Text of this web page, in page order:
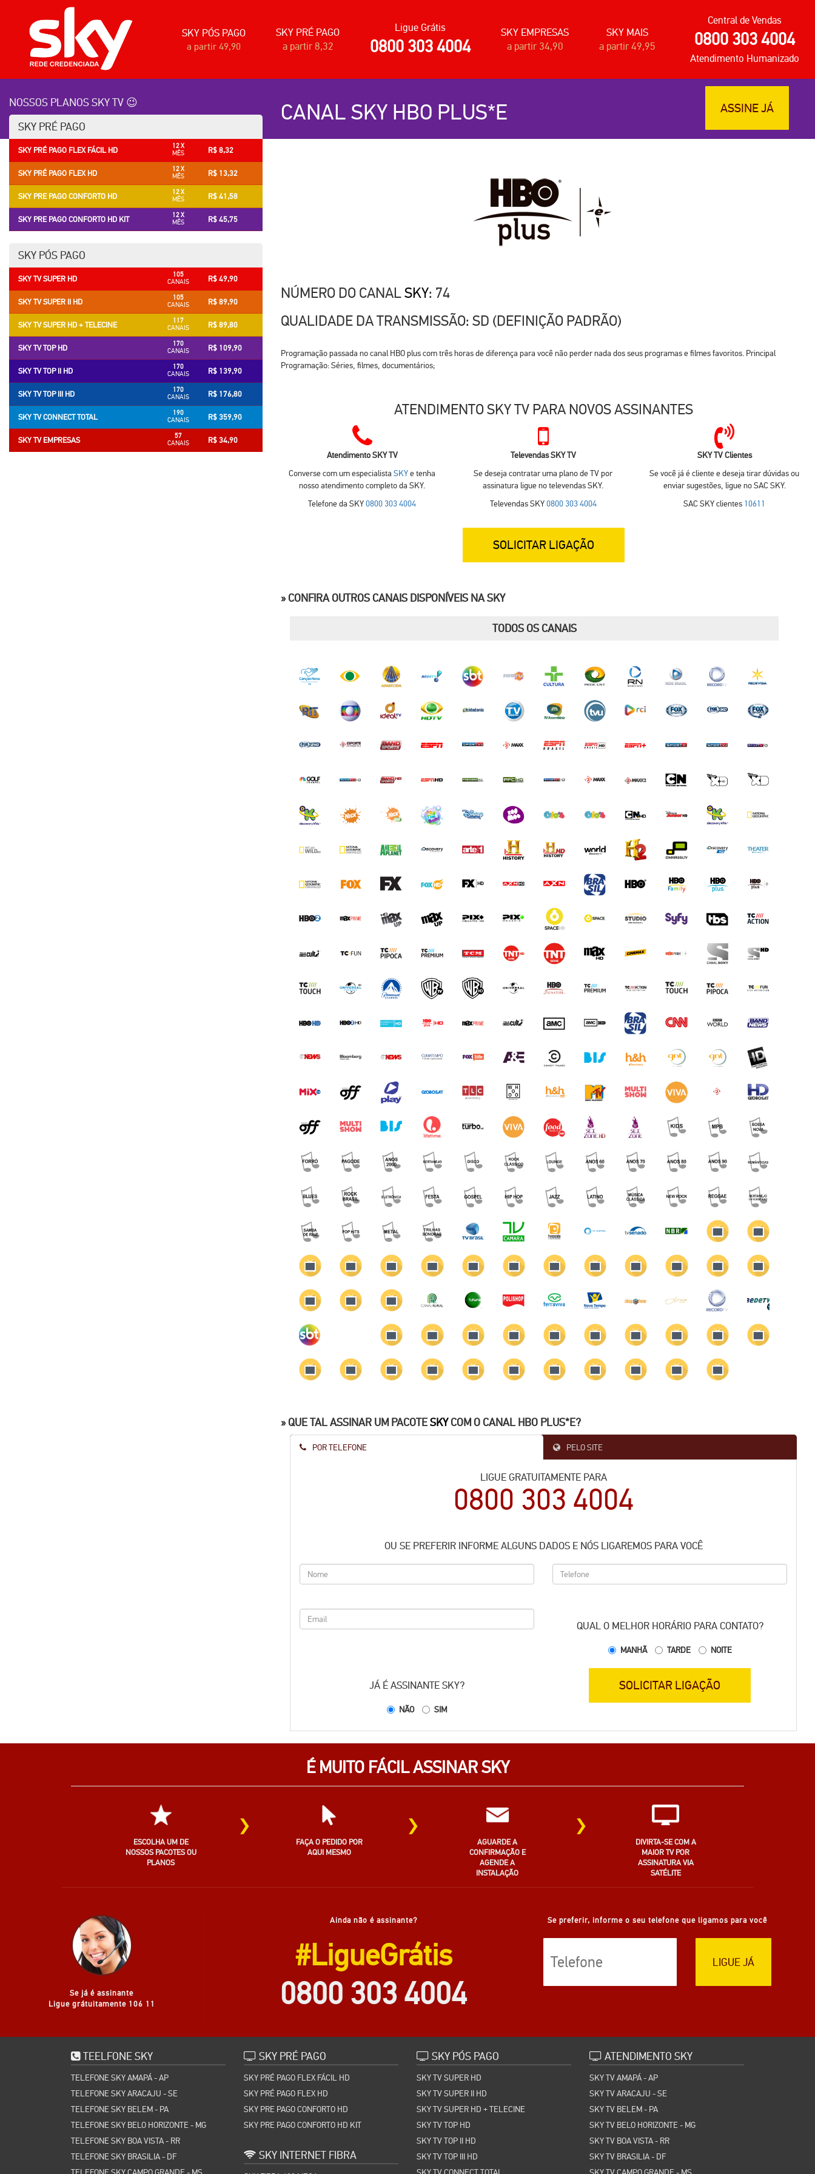
SKY PÓS PAGO
a partir 49,90
SKY PRÉ PAGO
a partir 8,32
Ligue Grátis
0800 303 4004
SKY EMPRESAS
a partir 34,90
SKY MAIS
a partir 49,95
Central de Vendas
0800 303 4004
Atendimento Humanizado
CANAL SKY HBO PLUS*E ASSINE JÁ
NOSSOS PLANOS SKY TV 😉
SKY PRÉ PAGO
SKY PRÉ PAGO FLEX FÁCIL HD
12 X
MÊS
R$ 8,32
SKY PRÉ PAGO FLEX HD
12 X
MÊS
R$ 13,32
SKY PRE PAGO CONFORTO HD
12 X
MÊS
R$ 41,58
SKY PRE PAGO CONFORTO HD KIT
12 X
MÊS
R$ 45,75
SKY PÓS PAGO
SKY TV SUPER HD
105
CANAIS
R$ 49,90
SKY TV SUPER II HD
105
CANAIS
R$ 89,90
SKY TV SUPER HD + TELECINE
117
CANAIS
R$ 89,80
SKY TV TOP HD
170
CANAIS
R$ 109,90
SKY TV TOP II HD
170
CANAIS
R$ 139,90
SKY TV TOP III HD
170
CANAIS
R$ 176,80
SKY TV CONNECT TOTAL
190
CANAIS
R$ 359,90
SKY TV EMPRESAS
57
CANAIS
R$ 34,90
NÚMERO DO CANALSKY: 74
QUALIDADE DA TRANSMISSÃO: SD (DEFINIÇÃO PADRÃO)
Programação passada no canal HBO plus com três horas de diferença para você não perder nada dos seus programas e filmes favoritos. Principal
Programação: Séries, filmes, documentários;
ATENDIMENTO SKY TV PARA NOVOS ASSINANTES
Atendimento SKY TV
Converse com um especialistaSKYe tenha
nosso atendimento completo da SKY.
Telefone da SKY0800 303 4004
Televendas SKY TV
Se deseja contratar uma plano de TV por
assinatura ligue no televendas SKY.
Televendas SKY0800 303 4004
SKY TV Clientes
Se você já é cliente e deseja tirar dúvidas ou
enviar sugestões, ligue no SAC SKY.
SAC SKY clientes 10611
SOLICITAR LIGAÇÃO
» CONFIRA OUTROS CANAIS DISPONÍVEIS NA SKY
TODOS OS CANAIS
» QUE TAL ASSINAR UM PACOTE SKYCOM O CANAL HBO PLUS*E?
POR TELEFONE PELO SITE
LIGUE GRATUITAMENTE PARA
0800 303 4004
OU SE PREFERIR INFORME ALGUNS DADOS E NÓS LIGAREMOS PARA VOCÊ
QUAL O MELHOR HORÁRIO PARA CONTATO?
MANHÃ TARDE NOITE
JÁ É ASSINANTE SKY?
NÃO SIM
SOLICITAR LIGAÇÃO
É MUITO FÁCIL ASSINAR SKY
ESCOLHA UM DE
NOSSOS PACOTES OU
PLANOS
›
FAÇA O PEDIDO POR
AQUI MESMO
›
AGUARDE A
CONFIRMAÇÃO E
AGENDE A
INSTALAÇÃO
›
DIVIRTA-SE COM A
MAIOR TV POR
ASSINATURA VIA
SATÉLITE
Se já é assinante
Ligue grátuitamente 106 11
Ainda não é assinante?
#LigueGrátis
0800 303 4004
Se preferir, informe o seu telefone que ligamos para você
LIGUE JÁ
TEELFONE SKY
TELEFONE SKY AMAPÁ - AP
TELEFONE SKY ARACAJU - SE
TELEFONE SKY BELEM - PA
TELEFONE SKY BELO HORIZONTE - MG
TELEFONE SKY BOA VISTA - RR
TELEFONE SKY BRASILIA - DF
SKY PRÉ PAGO
SKY PRÉ PAGO FLEX FÁCIL HD
SKY PRÉ PAGO FLEX HD
SKY PRE PAGO CONFORTO HD
SKY PRE PAGO CONFORTO HD KIT
SKY INTERNET FIBRA
SKY PÓS PAGO
SKY TV SUPER HD
SKY TV SUPER II HD
SKY TV SUPER HD + TELECINE
SKY TV TOP HD
SKY TV TOP II HD
SKY TV TOP III HD
ATENDIMENTO SKY
SKY TV AMAPÁ - AP
SKY TV ARACAJU - SE
SKY TV BELEM - PA
SKY TV BELO HORIZONTE - MG
SKY TV BOA VISTA - RR
SKY TV BRASILIA - DF